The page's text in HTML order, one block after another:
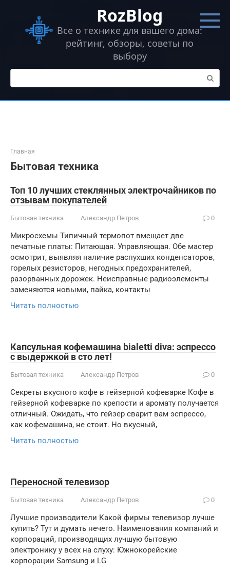
контенту
RozBlog
Все о технике для вашего дома:
рейтинг, обзоры, советы по
выбору
Поиск:
Главная
Бытовая техника
Топ 10 лучших стеклянных электрочайников по
отзывам покупателей
Бытовая техника Александр Петров 0
Микросхемы Типичный термопот вмещает две
печатные платы: Питающая. Управляющая. Обе мастер
осмотрит, выявляя наличие распухших конденсаторов,
горелых резисторов, негодных предохранителей,
разорванных дорожек. Неисправные радиоэлементы
заменяются новыми, пайка, контакты
Читать полностью
Капсульная кофемашина bialetti diva: эспрессо
с выдержкой в сто лет!
Бытовая техника Александр Петров 0
Секреты вкусного кофе в гейзерной кофеварке Кофе в
гейзерной кофеварке по крепости и аромату получается
отличный. Ожидать, что гейзер сварит вам эспрессо,
как кофемашина, не стоит. Но вкусный,
Читать полностью
Переносной телевизор
Бытовая техника Александр Петров 0
Лучшие производители Какой фирмы телевизор лучше
купить? Тут и думать нечего. Наименования компаний и
корпораций, производящих лучшую бытовую
электронику у всех на слуху: Южнокорейские
корпорации Samsung и LG